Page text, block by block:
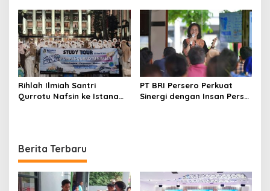
Perkuat Ketahanan
Nasional dari Desa
Rihlah Ilmiah Santri
Qurrotu Nafsin ke Istana
PT BRI Persero Perkuat
Sinergi dengan Insan Pers
Berita Terbaru